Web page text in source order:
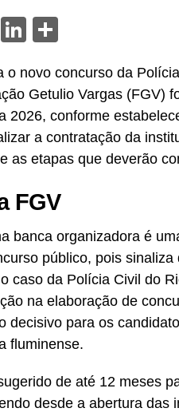
Messenger
LinkedIn
o novo concurso da
Getulio Vargas (FGV)
2026, conforme
a contratação da
as etapas que deverão
FGV
banca organizadora é
público, pois
caso da Polícia Civil do
na elaboração de
decisivo para os
fluminense.
de até 12 meses
desde a abertura das